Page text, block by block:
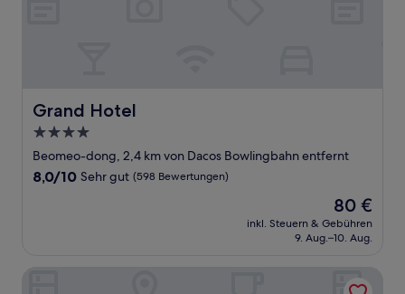
Grand Hotel
Grand Hotel
4.0-
Sterne-
Unterkunft
Beomeo-dong, 2,4 km von Dacos Bowlingbahn entfernt
8.0
Bewertungen)
8,0/10 Sehr gut (598 Bewertungen)
Der
Preis
beträgt
80 €
inkl. Steuern & Gebühren
9. Aug.–10. Aug.